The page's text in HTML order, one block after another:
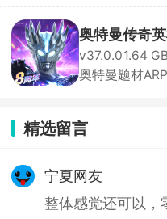
奥特曼传奇
v37.0.01.64 GB
奥特曼题材
精选留言
宁夏网友
整体感觉还可以，